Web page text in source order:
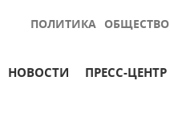
ПОЛИТИКА ОБЩЕСТВО
НОВОСТИ ПРЕСС-ЦЕНТР